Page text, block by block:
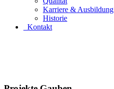
Karriere & Ausbildung
Historie
Kontakt